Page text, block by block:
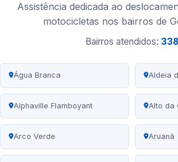
Assistência dedicada ao
motocicletas nos bairros de
Bairros atendidos: 338
Água Branca Aldeia
Alphaville Flamboyant Alto da
Arco Verde Aruanã